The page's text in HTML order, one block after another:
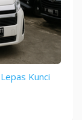
Kunci